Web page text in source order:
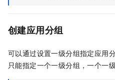
创建应用分组
可以通过设置一级分组指定应用
只能指定一个一级分组，一个一